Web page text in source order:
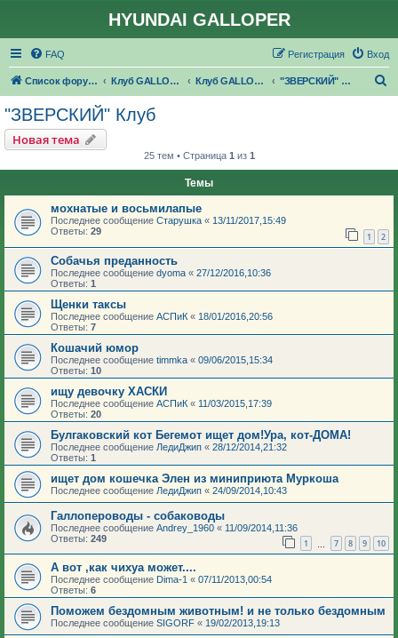
HYUNDAI GALLOPER
FAQ Вход
Регистрация
Список форумов Клуб GALLOPER.RU Клуб GALLOPER.RU "ЗВЕРСКИЙ" Клуб
"ЗВЕРСКИЙ" Клуб
Новая тема
25 тем • Страница 1 из 1
Темы
мохнатые и восьмилапые
Последнее сообщение Старушка « 13/11/2017,15:49
Ответы: 29 1 2
Собачья преданность
Последнее сообщение dyoma « 27/12/2016,10:36
Ответы: 1
Щенки таксы
Последнее сообщение АСПиК « 18/01/2016,20:56
Ответы: 7
Кошачий юмор
Последнее сообщение timmka « 09/06/2015,15:34
Ответы: 10
ищу девочку ХАСКИ
Последнее сообщение АСПиК « 11/03/2015,17:39
Ответы: 20
Булгаковский кот Бегемот ищет дом!Ура, кот-ДОМА!
Последнее сообщение ЛедиДжип « 28/12/2014,21:32
Ответы: 1
ищет дом кошечка Элен из миниприюта Муркоша
Последнее сообщение ЛедиДжип « 24/09/2014,10:43
Галлопероводы - собаководы
Последнее сообщение Andrey_1960 « 11/09/2014,11:36
Ответы: 249 1 7 8 9 10
А вот ,как чихуа может....
Последнее сообщение Dima-1 « 07/11/2013,00:54
Ответы: 6
Поможем бездомным животным! и не только бездомным
Последнее сообщение SIGORF « 19/02/2013,19:13